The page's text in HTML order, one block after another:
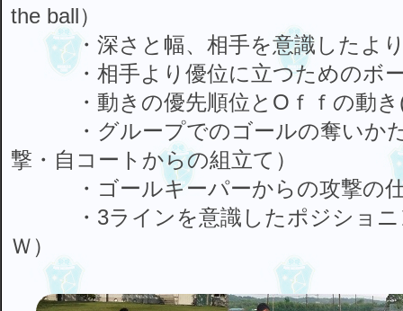
the ball）
・深さと幅、相手を意識したより
・相手より優位に立つためのボー
・動きの優先順位とOｆｆの動き
・グループでのゴールの奪いかた
撃・自コートからの組立て）
・ゴールキーパーからの攻撃の
・3ラインを意識したポジショニ
Ｗ）